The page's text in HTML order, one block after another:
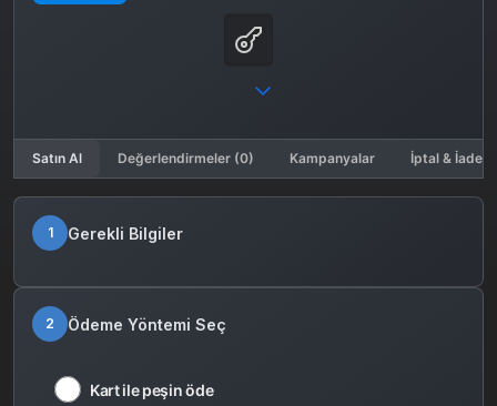
Satın Al Değerlendirmeler (0) Kampanyalar İptal & İade
1 Gerekli Bilgiler
2 Ödeme Yöntemi Seç
Kart ile peşin öde